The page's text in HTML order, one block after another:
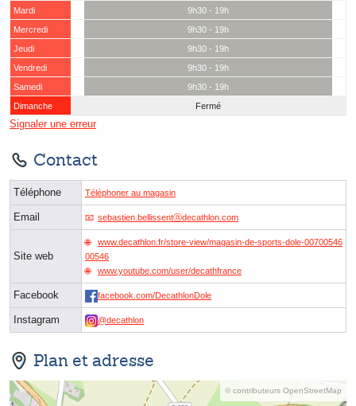
Mardi
9h30 - 19h
Mercredi
9h30 - 19h
Jeudi
9h30 - 19h
Vendredi
9h30 - 19h
Samedi
9h30 - 19h
Dimanche
Fermé
Signaler une erreur
Contact
Téléphone Téléphoner au magasin
Email sebastien.bellissentⓐdecathlon.com
Site web
www.decathlon.fr/store-view/magasin-de-sports-dole-00700546
00546
www.youtube.com/user/decathfrance
Facebook facebook.com/DecathlonDole
Instagram @decathlon
Plan et adresse
© contributeurs OpenStreetMap